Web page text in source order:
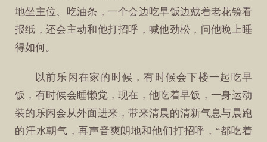
地坐主位、吃油条，一个会边吃早饭边戴着老花镜看
报纸，还会主动和他打招呼，喊他劲松，问他晚上睡
得如何。
以前乐闲在家的时候，有时候会下楼一起吃早
饭，有时候会睡懒觉，现在，他吃着早饭，一身运动
装的乐闲会从外面进来，带来清晨的清新气息与晨跑
的汗水朝气，再声音爽朗地和他们打招呼，“都吃着